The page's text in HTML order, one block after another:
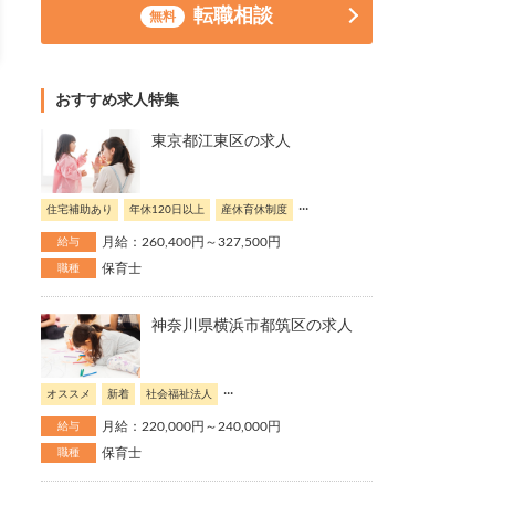
無料 転職相談
おすすめ求人特集
東京都江東区の求人
住宅補助あり 年休120日以上 産休育休制度 ...
給与 月給：260,400円～327,500円
職種 保育士
神奈川県横浜市都筑区の求人
オススメ 新着 社会福祉法人 ...
給与 月給：220,000円～240,000円
職種 保育士